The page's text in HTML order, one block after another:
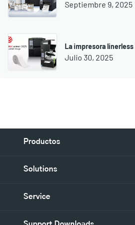
Septiembre 9, 2025
La impresora linerless
Julio 30, 2025
Productos
Solutions
Service